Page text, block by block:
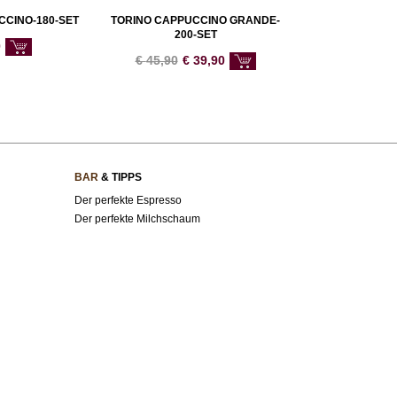
180-SET
TORINO CAPPUCCINO GRANDE-
200-SET
€45,90 € 39,90
BAR& TIPPS
Der perfekte Espresso
Der perfekte Milchschaum